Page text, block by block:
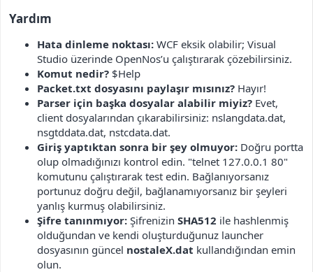
Yardım​
Hata dinleme noktası: WCF eksik olabilir; Visual
Studio üzerinde OpenNos’u çalıştırarak çözebilirsiniz.
Komut nedir? $Help
Packet.txt dosyasını paylaşır mısınız? Hayır!
Parser için başka dosyalar alabilir miyiz? Evet,
client dosyalarından çıkarabilirsiniz: nslangdata.dat,
nsgtddata.dat, nstcdata.dat.
Giriş yaptıktan sonra bir şey olmuyor: Doğru portta
olup olmadığınızı kontrol edin. "telnet 127.0.0.1 80"
komutunu çalıştırarak test edin. Bağlanıyorsanız
portunuz doğru değil, bağlanamıyorsanız bir şeyleri
yanlış kurmuş olabilirsiniz.
Şifre tanınmıyor: Şifrenizin SHA512 ile hashlenmiş
olduğundan ve kendi oluşturduğunuz launcher
dosyasının güncel nostaleX.dat kullandığından emin
olun.